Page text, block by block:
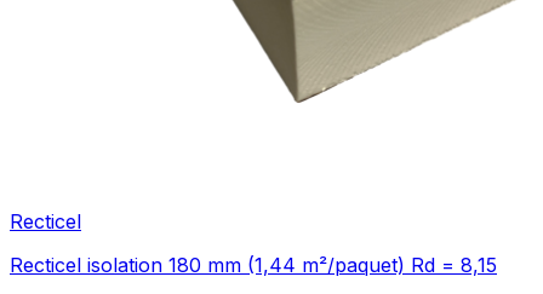
Recticel
Recticel isolation 180 mm (1,44 m²/paquet) Rd = 8,15